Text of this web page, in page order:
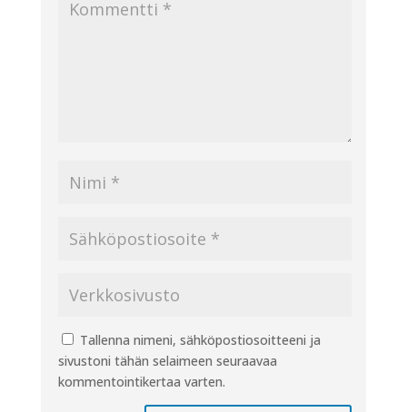
Tallenna nimeni, sähköpostiosoitteeni ja
sivustoni tähän selaimeen seuraavaa
kommentointikertaa varten.